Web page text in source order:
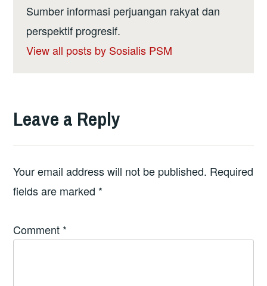
Sumber informasi perjuangan rakyat dan
perspektif progresif.
View all posts by Sosialis PSM
Leave a Reply
Your email address will not be published. Required
fields are marked *
Comment *